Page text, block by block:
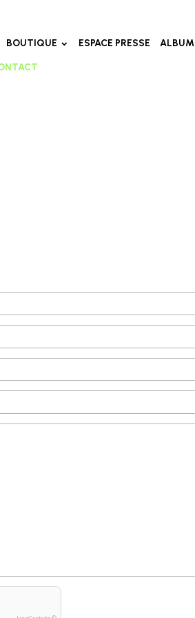
BOUTIQUE ESPACE PRESSE ALBUM